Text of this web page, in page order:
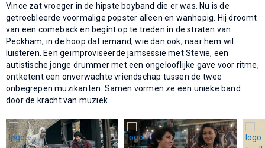
Vince zat vroeger in de hipste boyband die er was. Nu is de
getroebleerde voormalige popster alleen en wanhopig. Hij droomt
van een comeback en begint op te treden in de straten van
Peckham, in de hoop dat iemand, wie dan ook, naar hem wil
luisteren. Een geïmproviseerde jamsessie met Stevie, een
autistische jonge drummer met een ongelooflijke gave voor ritme,
ontketent een onverwachte vriendschap tussen de twee
onbegrepen muzikanten. Samen vormen ze een unieke band
door de kracht van muziek.